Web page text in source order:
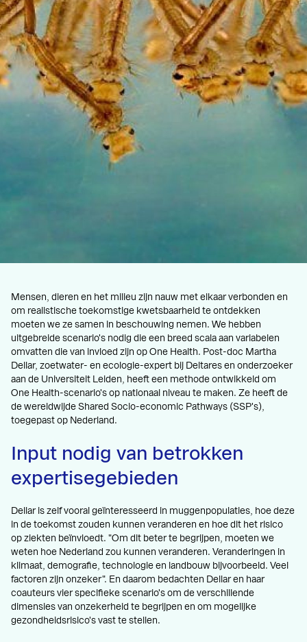
Mensen, dieren en het milieu zijn nauw met elkaar verbonden en
om realistische toekomstige kwetsbaarheid te ontdekken
moeten we ze samen in beschouwing nemen. We hebben
uitgebreide scenario's nodig die een breed scala aan variabelen
omvatten die van invloed zijn op One Health. Post-doc Martha
Dellar, zoetwater- en ecologie-expert bij Deltares en onderzoeker
aan de Universiteit Leiden, heeft een methode ontwikkeld om
One Health-scenario's op nationaal niveau te maken. Ze heeft de
de wereldwijde Shared Socio-economic Pathways (SSP's),
toegepast op Nederland.
Input nodig van betrokken
expertisegebieden
Dellar is zelf vooral geïnteresseerd in muggenpopulaties, hoe deze
in de toekomst zouden kunnen veranderen en hoe dit het risico
op ziekten beïnvloedt. "Om dit beter te begrijpen, moeten we
weten hoe Nederland zou kunnen veranderen. Veranderingen in
klimaat, demografie, technologie en landbouw bijvoorbeeld. Veel
factoren zijn onzeker". En daarom bedachten Dellar en haar
coauteurs vier specifieke scenario's om de verschillende
dimensies van onzekerheid te begrijpen en om mogelijke
gezondheidsrisico's vast te stellen.